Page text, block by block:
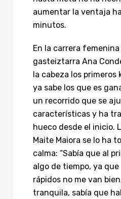
aumentar la ventaja
minutos.
En la carrera
gasteiztarra Ana
la cabeza los
ya sabe los que es
un recorrido que se
características y ha
hueco desde el inicio.
Maite Maiora se lo ha
calma: “Sabía que al
algo de tiempo, ya
rápidos no me van
tranquila, sabía que